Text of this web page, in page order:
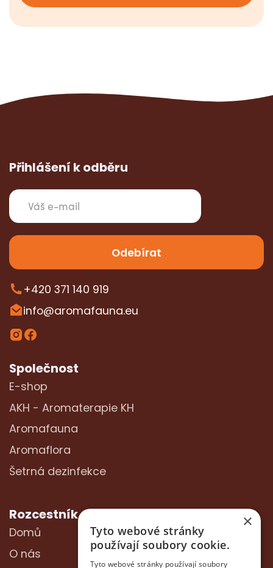
Společnost
E-shop
AKH - Aromaterapie KH
Aromafauna
Aromaflora
Šetrná dezinfekce
Rozcestník
Domů
O nás
Přihlášení k odběru
+420 371 140 919
info@aromafauna.eu
×
Tyto webové stránky
používají soubory cookie.
Tyto webové stránky používají soubory